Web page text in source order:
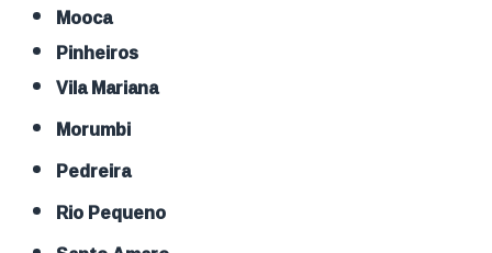
Mooca
Pinheiros
Vila Mariana
Morumbi
Pedreira
Rio Pequeno